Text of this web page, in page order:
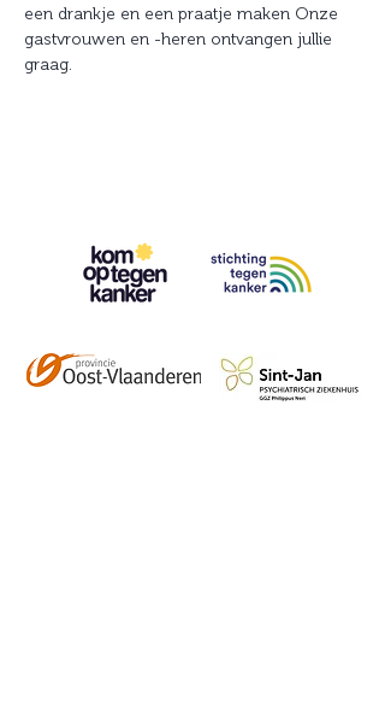
een drankje en een praatje maken Onze
gastvrouwen en -heren ontvangen jullie
graag.